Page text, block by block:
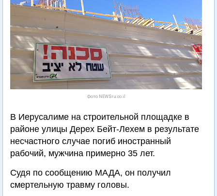
Фото NEWSru.co.il
В Иерусалиме на строительной площадке в
районе улицы Дерех Бейт-Лехем в результате
несчастного случае погиб иностранный
рабочий, мужчина примерно 35 лет.
Судя по сообщению МАДА, он получил
смертельную травму головы.